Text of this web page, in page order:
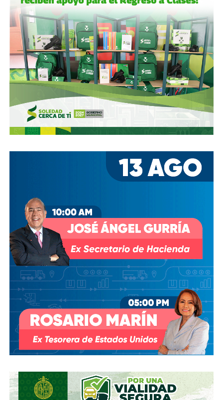
y jul. 2021; Folleto Informativo Definitivo, Bolsa Mexicana
de Valores, may. 2021).
Si bien todos estos empresarios se han aliado en otras
ocasiones (en 2017 ganaron la licitación para construir
el ahora cancelado Aeropuerto de Texcoco),cuando
se otorgó la concesión para la administración de El
Realito, ni Slim ni Martínez ni los copresidentes de
Televisa tenían sus actuales injerencias en Aquos, por
lo que se podría decir que ésta fue heredada, y acabó
dejando el control de la presa en las manos de cuatro de
al menos tres intentos de rescindir o
modificar el contrato se han hecho sin haber
Agua abrió un expediente que no avanzó pese a 350 mil
afectados y una queja de oficio de la Comisión Estatal de
Derechos Humanos; en abril de 2023, el entonces
presidenteAndrés Manuel López Obradorrespondió a
una petición del gobernador Ricardo Gallardo Cardona con
un “a lo mejor se lo cambiamos” que no derivó en ningún
trámite documentado; y desde 2025, la Comisión Nacional
del Agua asegura estar “evaluando” el retiro de la
concesión, hasta el momento, sin resolución.
También lee:Diputada pide poner un alto a la empresa de
El Realito